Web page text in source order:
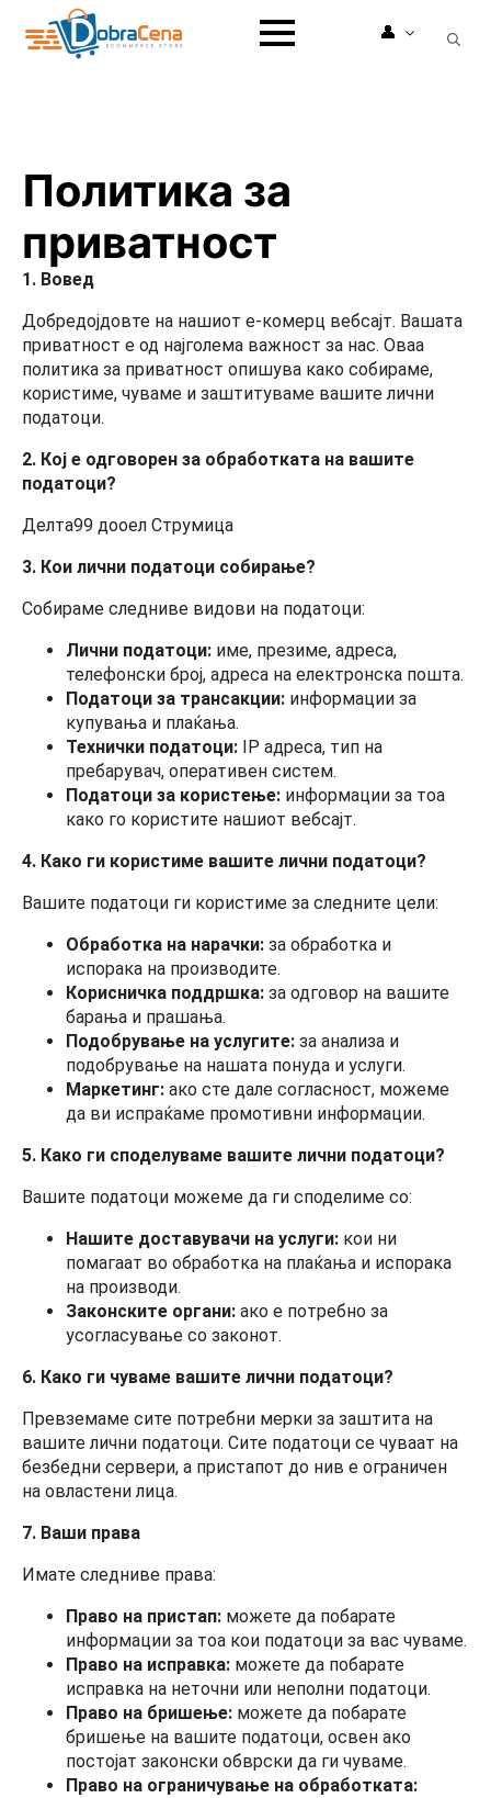
👤
Политика за
приватност
1. Вовед
Добредојдовте на нашиот е-комерц вебсајт. Вашата
приватност е од најголема важност за нас. Оваа
политика за приватност опишува како собираме,
користиме, чуваме и заштитуваме вашите лични
податоци.
2. Кој е одговорен за обработката на вашите
податоци?
Делта99 дооел Струмица
3. Кои лични податоци собирање?
Собираме следниве видови на податоци:
Лични податоци: име, презиме, адреса,
телефонски број, адреса на електронска пошта.
Податоци за трансакции: информации за
купувања и плаќања.
Технички податоци: IP адреса, тип на
пребарувач, оперативен систем.
Податоци за користење: информации за тоа
како го користите нашиот вебсајт.
4. Како ги користиме вашите лични податоци?
Вашите податоци ги користиме за следните цели:
Обработка на нарачки: за обработка и
испорака на производите.
Корисничка поддршка: за одговор на вашите
барања и прашања.
Подобрување на услугите: за анализа и
подобрување на нашата понуда и услуги.
Маркетинг: ако сте дале согласност, можеме
да ви испраќаме промотивни информации.
5. Како ги споделуваме вашите лични податоци?
Вашите податоци можеме да ги споделиме со:
Нашите доставувачи на услуги: кои ни
помагаат во обработка на плаќања и испорака
на производи.
Законските органи: ако е потребно за
усогласување со законот.
6. Како ги чуваме вашите лични податоци?
Превземаме сите потребни мерки за заштита на
вашите лични податоци. Сите податоци се чуваат на
безбедни сервери, а пристапот до нив е ограничен
на овластени лица.
7. Ваши права
Имате следниве права:
Право на пристап: можете да побарате
информации за тоа кои податоци за вас чуваме.
Право на исправка: можете да побарате
исправка на неточни или неполни податоци.
Право на бришење: можете да побарате
бришење на вашите податоци, освен ако
постојат законски обврски да ги чуваме.
Право на ограничување на обработката: